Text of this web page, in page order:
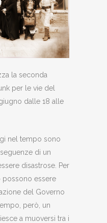
la seconda
per le vie del
dalle 18 alle
nel tempo sono
di un
disastrose. Per
possono essere
del Governo
però, un
a muoversi tra i